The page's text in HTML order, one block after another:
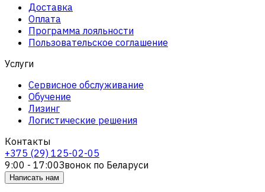
Доставка
Оплата
Программа лояльности
Пользовательское соглашение
Услуги
Сервисное обслуживание
Обучение
Лизинг
Логистические решения
Контакты
+375 (29) 125-02-05
9:00 - 17:00Звонок по Беларуси
Написать нам